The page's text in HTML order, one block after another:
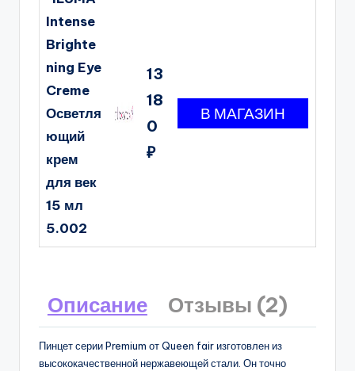
Intense
Brighte
ning Eye
Creme
Осветля
ющий
крем
для век
15 мл
5.002
13
18
0
₽
Описание Отзывы (2)
Пинцет серии Premium от Queen fair изготовлен из
высококачественной нержавеющей стали. Он точно